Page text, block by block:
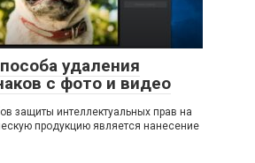
удаления
с фото и видео
защиты интеллектуальных прав на
продукцию является нанесение